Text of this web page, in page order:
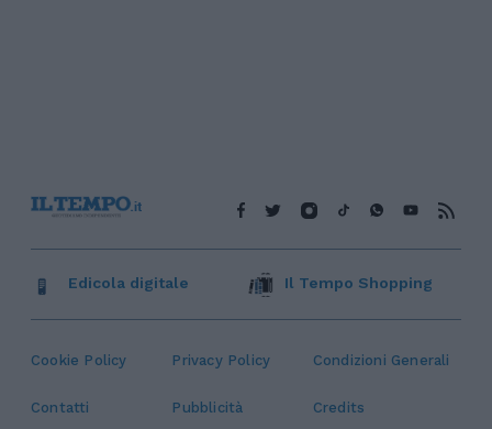
Cookie Policy Privacy Policy Condizioni Generali
Contatti Pubblicità Credits
Edicola digitale Il Tempo Shopping